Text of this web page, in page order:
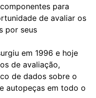
para
de avaliar os
por seus
em 1996 e hoje
de avaliação,
de dados sobre o
autopeças em todo o